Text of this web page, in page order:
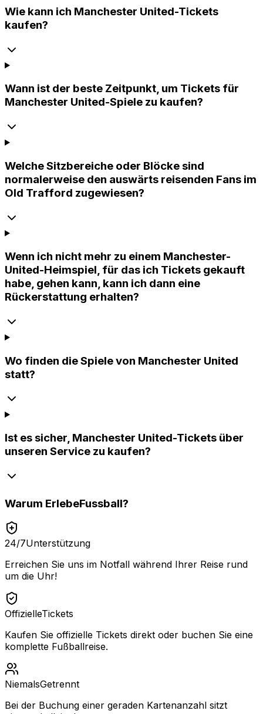
Wie kann ich Manchester United-Tickets
kaufen?
Wann ist der beste Zeitpunkt, um Tickets für
Manchester United-Spiele zu kaufen?
Welche Sitzbereiche oder Blöcke sind
normalerweise den auswärts reisenden Fans im
Old Trafford zugewiesen?
Wenn ich nicht mehr zu einem Manchester-
United-Heimspiel, für das ich Tickets gekauft
habe, gehen kann, kann ich dann eine
Rückerstattung erhalten?
Wo finden die Spiele von Manchester United
statt?
Ist es sicher, Manchester United-Tickets über
unseren Service zu kaufen?
Warum ErlebeFussball?
24/7Unterstützung
Erreichen Sie uns im Notfall während Ihrer Reise rund
um die Uhr!
OffizielleTickets
Kaufen Sie offizielle Tickets direkt oder buchen Sie eine
komplette Fußballreise.
NiemalsGetrennt
Bei der Buchung einer geraden Kartenanzahl sitzt